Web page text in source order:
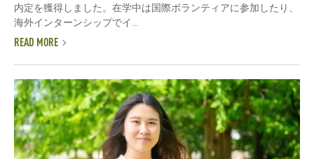
内定を獲得しました。在学中は国際ボランティアに参加したり、
海外インターンシップでイ...
READ MORE